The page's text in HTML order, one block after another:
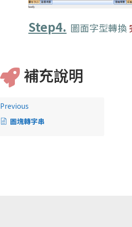
Step4. 圖面字型轉換
補充說明
Previous
圖塊轉字串